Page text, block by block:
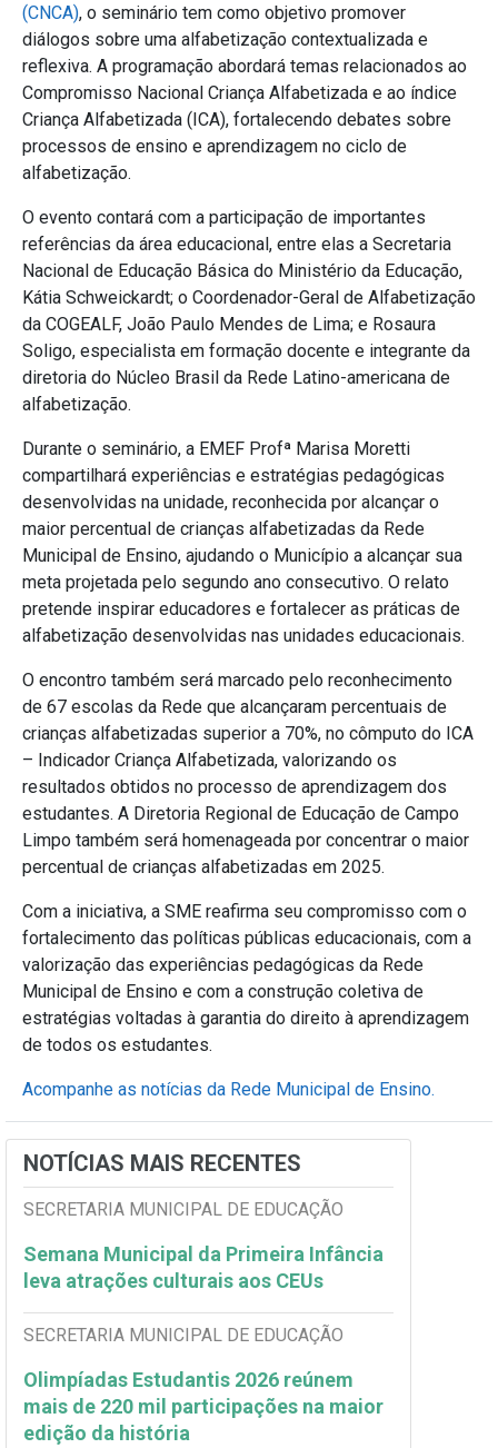
(CNCA), o seminário tem como objetivo promover
diálogos sobre uma alfabetização contextualizada e
reflexiva. A programação abordará temas relacionados ao
Compromisso Nacional Criança Alfabetizada e ao índice
Criança Alfabetizada (ICA), fortalecendo debates sobre
processos de ensino e aprendizagem no ciclo de
alfabetização.
O evento contará com a participação de importantes
referências da área educacional, entre elas a Secretaria
Nacional de Educação Básica do Ministério da Educação,
Kátia Schweickardt; o Coordenador-Geral de Alfabetização
da COGEALF, João Paulo Mendes de Lima; e Rosaura
Soligo, especialista em formação docente e integrante da
diretoria do Núcleo Brasil da Rede Latino-americana de
alfabetização.
Durante o seminário, a EMEF Profª Marisa Moretti
compartilhará experiências e estratégias pedagógicas
desenvolvidas na unidade, reconhecida por alcançar o
maior percentual de crianças alfabetizadas da Rede
Municipal de Ensino, ajudando o Município a alcançar sua
meta projetada pelo segundo ano consecutivo. O relato
pretende inspirar educadores e fortalecer as práticas de
alfabetização desenvolvidas nas unidades educacionais.
O encontro também será marcado pelo reconhecimento
de 67 escolas da Rede que alcançaram percentuais de
crianças alfabetizadas superior a 70%, no cômputo do ICA
– Indicador Criança Alfabetizada, valorizando os
resultados obtidos no processo de aprendizagem dos
estudantes. A Diretoria Regional de Educação de Campo
Limpo também será homenageada por concentrar o maior
percentual de crianças alfabetizadas em 2025.
Com a iniciativa, a SME reafirma seu compromisso com o
fortalecimento das políticas públicas educacionais, com a
valorização das experiências pedagógicas da Rede
Municipal de Ensino e com a construção coletiva de
estratégias voltadas à garantia do direito à aprendizagem
de todos os estudantes.
Acompanhe as notícias da Rede Municipal de Ensino.
NOTÍCIAS MAIS RECENTES
SECRETARIA MUNICIPAL DE EDUCAÇÃO
Semana Municipal da Primeira Infância
leva atrações culturais aos CEUs
SECRETARIA MUNICIPAL DE EDUCAÇÃO
Olimpíadas Estudantis 2026 reúnem
mais de 220 mil participações na maior
edição da história